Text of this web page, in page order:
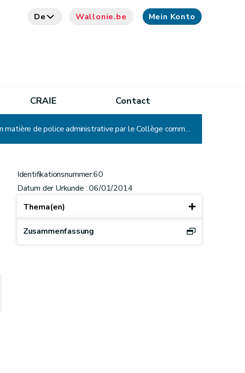
De Wallonie.be Mein Konto
CRAIE Contact
CADA – Avis n° 60 : Ville – Refus à une demande d'accès au dossier administratif – Décision prise en matière de police administrative par le Collège communal-Incompétence de la Commission
Identifikationsnummer:60
Datum der Urkunde : 06/01/2014
Thema(en)
Zusammenfassung